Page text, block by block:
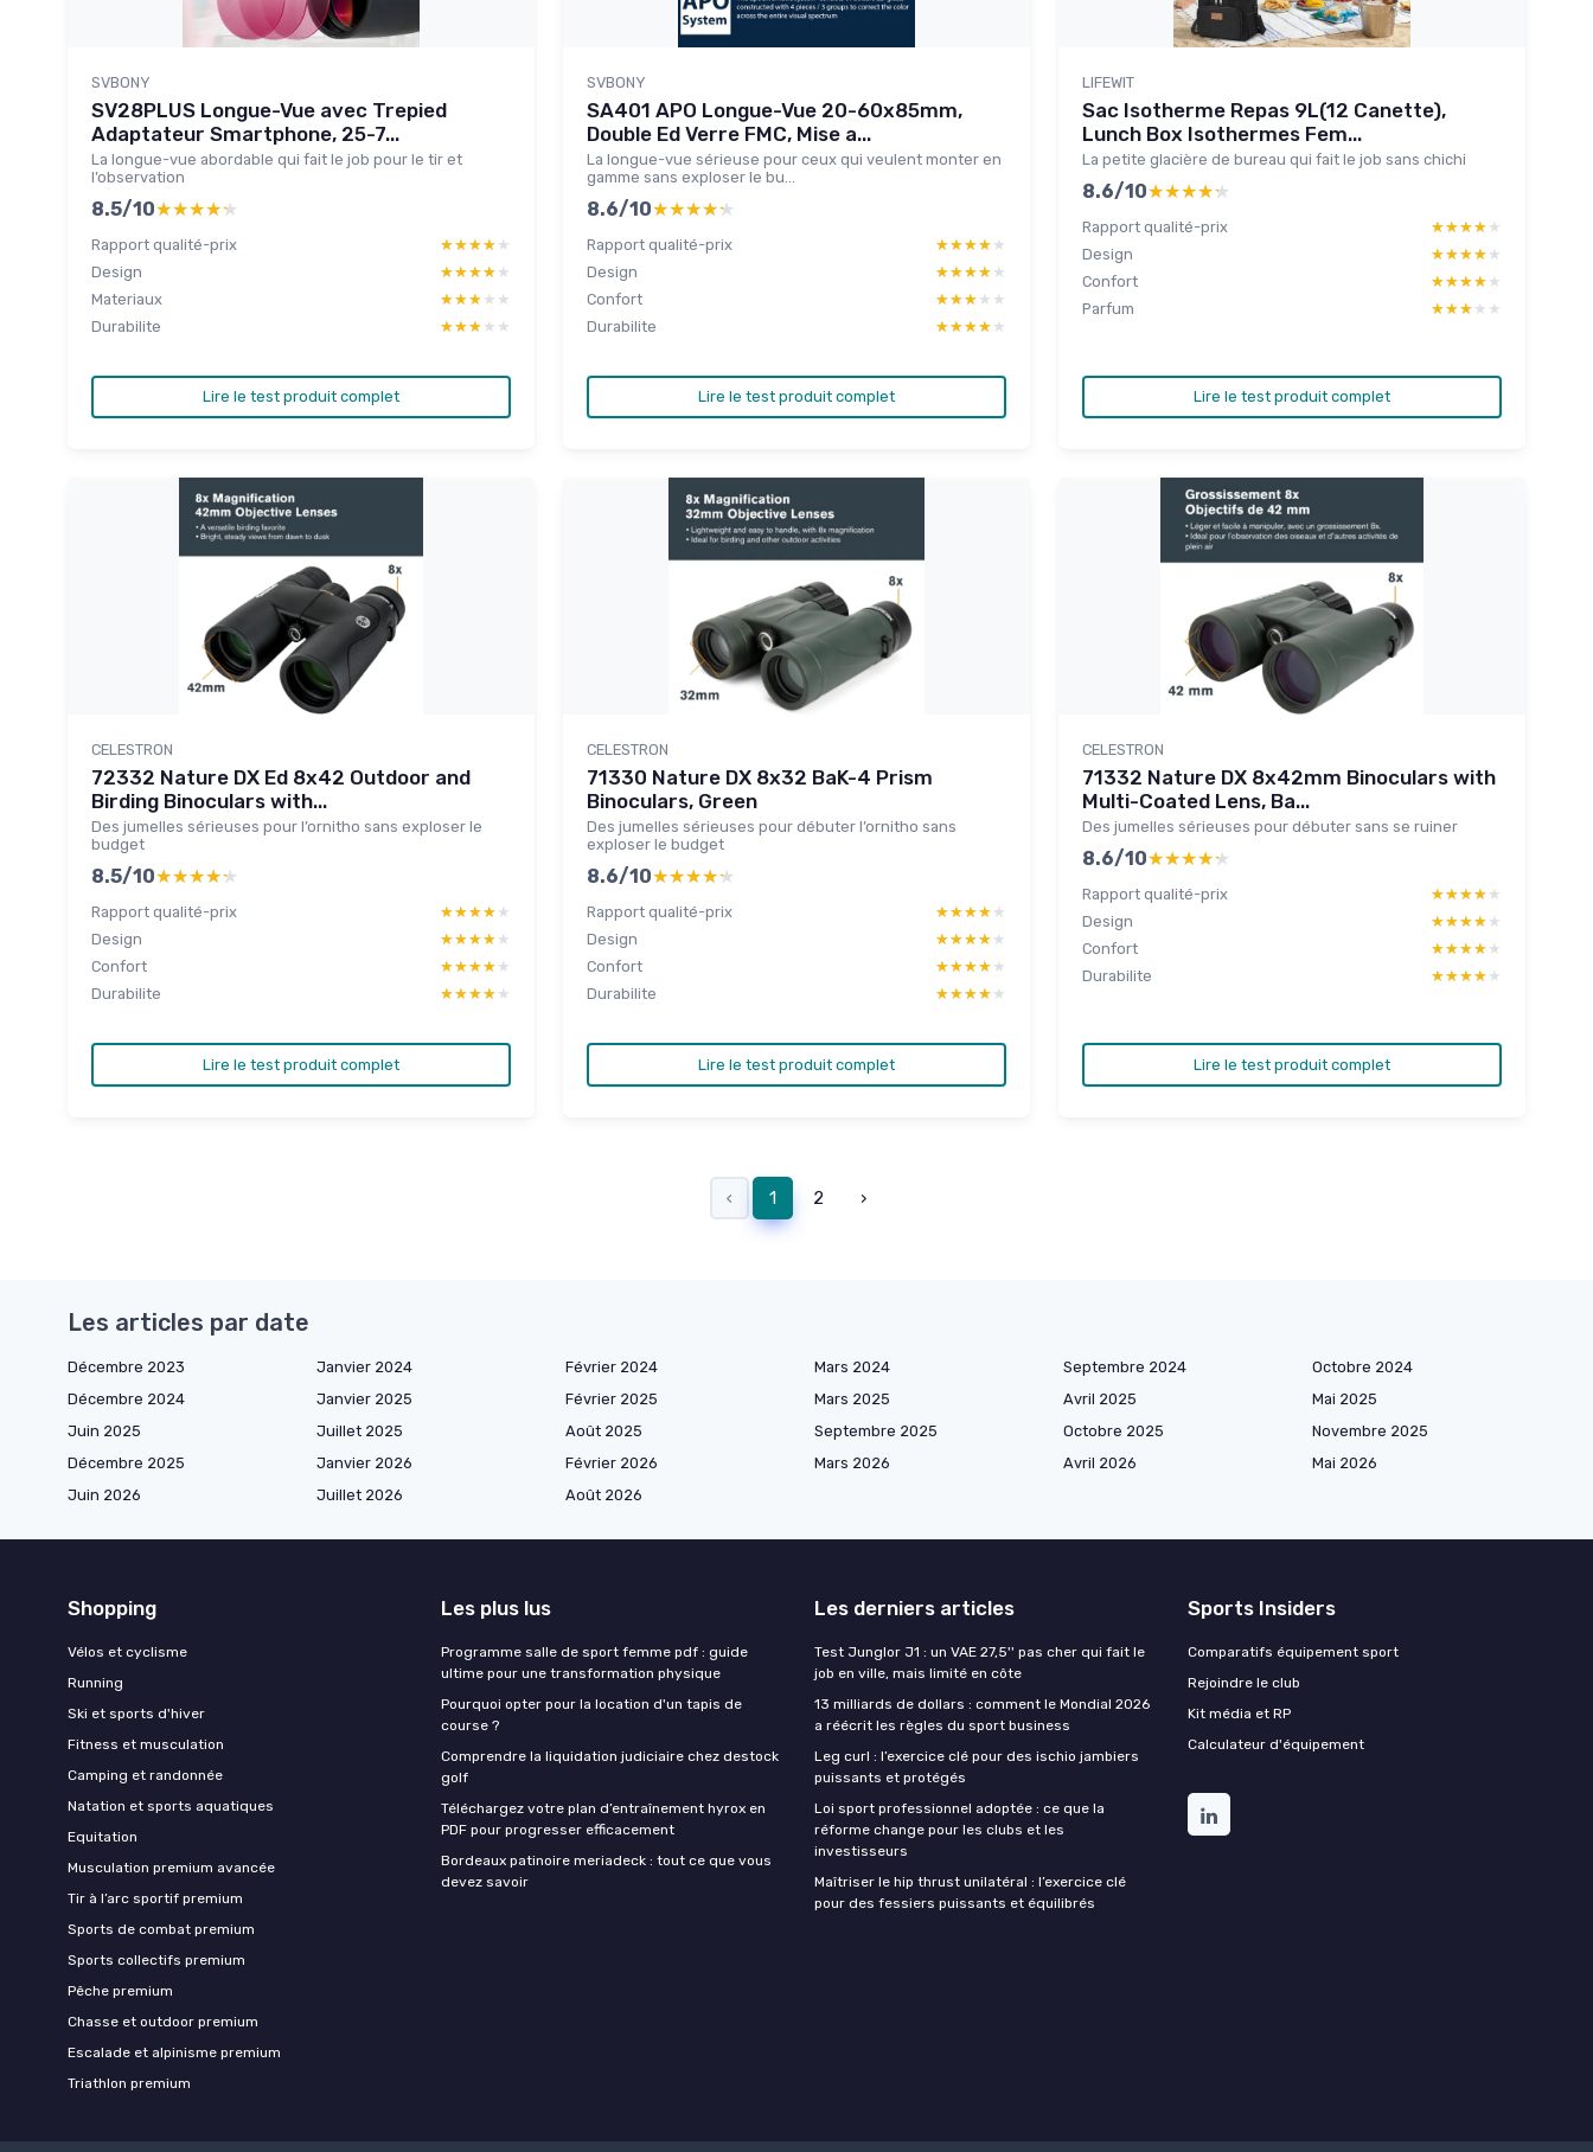
SVBONY
SV28PLUS Longue-Vue avec Trepied
Adaptateur Smartphone, 25-7...
La longue-vue abordable qui fait le job pour le tir et
l’observation
8.5/10★★★★★
★★★★★
Rapport qualité-prix ★★★★★
★★★★★
Design
★★★★★
★★★★★
Materiaux
★★★★★
★★★★★
Durabilite
★★★★★
★★★★★
Lire le test produit complet
SVBONY
SA401 APO Longue-Vue 20-60x85mm,
Double Ed Verre FMC, Mise a...
La longue-vue sérieuse pour ceux qui veulent monter en
gamme sans exploser le bu...
8.6/10★★★★★
★★★★★
Rapport qualité-prix ★★★★★
★★★★★
Design
★★★★★
★★★★★
Confort
★★★★★
★★★★★
Durabilite
★★★★★
★★★★★
Lire le test produit complet
LIFEWIT
Sac Isotherme Repas 9L(12 Canette),
Lunch Box Isothermes Fem...
La petite glacière de bureau qui fait le job sans chichi
8.6/10★★★★★
★★★★★
Rapport qualité-prix ★★★★★
★★★★★
Design
★★★★★
★★★★★
Confort
★★★★★
★★★★★
Parfum
★★★★★
★★★★★
Lire le test produit complet
CELESTRON
72332 Nature DX Ed 8x42 Outdoor and
Birding Binoculars with...
Des jumelles sérieuses pour l’ornitho sans exploser le
budget
8.5/10★★★★★
★★★★★
Rapport qualité-prix ★★★★★
★★★★★
Design
★★★★★
★★★★★
Confort
★★★★★
★★★★★
Durabilite
★★★★★
★★★★★
Lire le test produit complet
CELESTRON
71330 Nature DX 8x32 BaK-4 Prism
Binoculars, Green
Des jumelles sérieuses pour débuter l’ornitho sans
exploser le budget
8.6/10★★★★★
★★★★★
Rapport qualité-prix ★★★★★
★★★★★
Design
★★★★★
★★★★★
Confort
★★★★★
★★★★★
Durabilite
★★★★★
★★★★★
Lire le test produit complet
CELESTRON
71332 Nature DX 8x42mm Binoculars with
Multi-Coated Lens, Ba...
Des jumelles sérieuses pour débuter sans se ruiner
8.6/10★★★★★
★★★★★
Rapport qualité-prix ★★★★★
★★★★★
Design
★★★★★
★★★★★
Confort
★★★★★
★★★★★
Durabilite
★★★★★
★★★★★
Lire le test produit complet
‹ 1 2 ›
Les articles par date
Décembre 2023 Janvier 2024 Février 2024 Mars 2024 Septembre 2024
Octobre 2024
Décembre 2024
Janvier 2025 Février 2025 Mars 2025 Avril 2025
Mai 2025
Juin 2025
Juillet 2025 Août 2025 Septembre 2025 Octobre 2025
Novembre 2025
Décembre 2025
Janvier 2026 Février 2026 Mars 2026 Avril 2026
Mai 2026
Juin 2026
Juillet 2026 Août 2026
Shopping
Vélos et cyclisme
Running
Ski et sports d'hiver
Fitness et musculation
Camping et randonnée
Natation et sports aquatiques
Equitation
Musculation premium avancée
Tir à l’arc sportif premium
Sports de combat premium
Sports collectifs premium
Pêche premium
Chasse et outdoor premium
Escalade et alpinisme premium
Triathlon premium
Les plus lus
Programme salle de sport femme pdf : guide
ultime pour une transformation physique
Pourquoi opter pour la location d'un tapis de
course ?
Comprendre la liquidation judiciaire chez destock
golf
Téléchargez votre plan d’entraînement hyrox en
PDF pour progresser efficacement
Bordeaux patinoire meriadeck : tout ce que vous
devez savoir
Les derniers articles
Test Junglor J1 : un VAE 27,5'' pas cher qui fait le
job en ville, mais limité en côte
13 milliards de dollars : comment le Mondial 2026
a réécrit les règles du sport business
Leg curl : l’exercice clé pour des ischio jambiers
puissants et protégés
Loi sport professionnel adoptée : ce que la
réforme change pour les clubs et les
investisseurs
Maîtriser le hip thrust unilatéral : l’exercice clé
pour des fessiers puissants et équilibrés
Sports Insiders
Comparatifs équipement sport
Rejoindre le club
Kit média et RP
Calculateur d'équipement